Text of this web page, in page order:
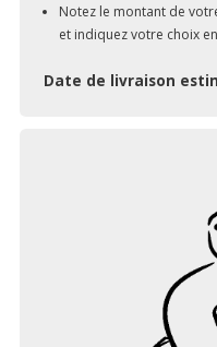
Notez le montant de
et indiquez votre choix
Date de livraison